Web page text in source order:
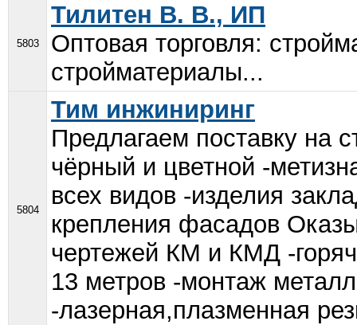
5803
Тилитен В. В., ИП
Оптовая торговля:
стройматериалы...
5804
Тим инжиниринг
Предлагаем поставку на
чёрный и цветной -
всех видов -изделия
крепления фасадов
чертежей КМ и КМД -
13 метров -монтаж
-лазерная,плазменная